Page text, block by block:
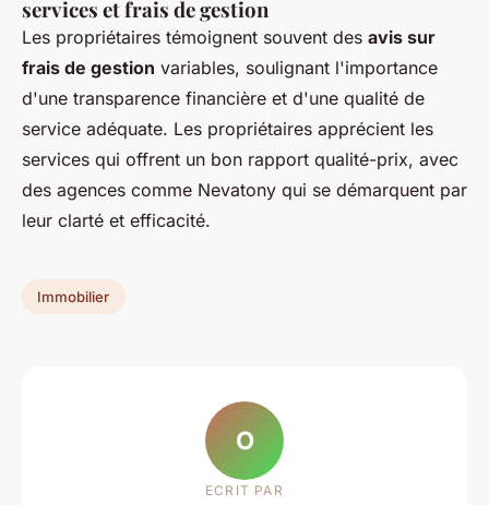
services et frais de gestion
Les propriétaires témoignent souvent des avis sur
frais de gestion variables, soulignant l'importance
d'une transparence financière et d'une qualité de
service adéquate. Les propriétaires apprécient les
services qui offrent un bon rapport qualité-prix, avec
des agences comme Nevatony qui se démarquent par
leur clarté et efficacité.
Immobilier
O
ECRIT PAR